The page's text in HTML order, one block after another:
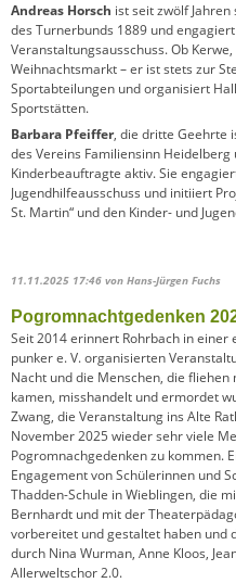
Andreas Horsch ist seit zwölf
des Turnerbunds 1889 und
Veranstaltungsausschuss. Ob
Weihnachtsmarkt – er ist stets zur
Sportabteilungen und organisiert
Sportstätten.
Barbara Pfeiffer, die dritte Geehrte
des Vereins Familiensinn Heidelberg
Kinderbeauftragte aktiv. Sie
Jugendhilfeausschuss und initiiert
St. Martin“ und den Kinder- und
11.11.2025 17:46 von Hans-Jürgen Fuchs
Pogromnachtgedenken
Seit 2014 erinnert Rohrbach in einer
punker e. V. organisierten
Nacht und die Menschen, die
kamen, misshandelt und ermordet
Zwang, die Veranstaltung ins Alte
November 2025 wieder sehr viele
Pogromnachgedenken zu kommen.
Engagement von Schülerinnen und
Thadden-Schule in Wieblingen, die
Bernhardt und mit der
vorbereitet und gestaltet haben und
durch Nina Wurman, Anne Kloos,
Allerweltschor 2.0.